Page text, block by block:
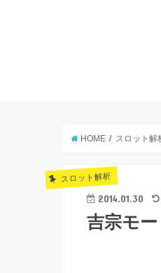
HOME スロット解
スロット解析
2014.01.30
吉宗モ